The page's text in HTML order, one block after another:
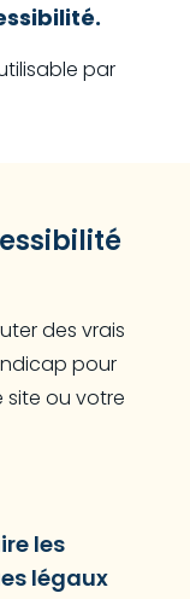
par
des vrais
pour
site ou votre
les
légaux